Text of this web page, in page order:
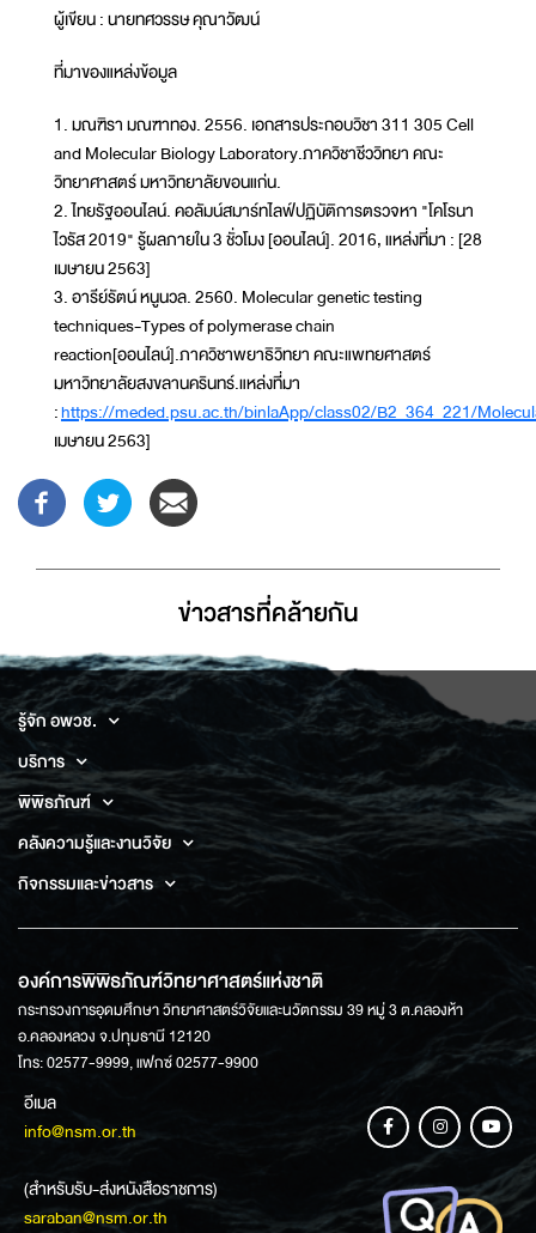
ผู้เขียน : นายทศวรรษ คุณาวัฒน์
ที่มาของแหล่งข้อมูล
1. มณฑิรา มณฑาทอง. 2556. เอกสารประกอบวิชา 311 305 Cell
and Molecular Biology Laboratory.ภาควิชาชีววิทยา คณะ
วิทยาศาสตร์ มหาวิทยาลัยขอนแก่น.
2. ไทยรัฐออนไลน์. คอลัมน์สมาร์ทไลฟ์ปฏิบัติการตรวจหา "โคโรนา
ไวรัส 2019" รู้ผลภายใน 3 ชั่วโมง [ออนไลน์]. 2016, แหล่งที่มา : [28
เมษายน 2563]
3. อารีย์รัตน์ หนูนวล. 2560. Molecular genetic testing
techniques-Types of polymerase chain
reaction[ออนไลน์].ภาควิชาพยาธิวิทยา คณะแพทยศาสตร์
มหาวิทยาลัยสงขลานครินทร์.แหล่งที่มา
:https://meded.psu.ac.th/binlaApp/class02/B2_364_221/
เมษายน 2563]
ข่าวสารที่่คล้ายกัน
รู้จัก อพวช.
บริการ
พิพิธภัณฑ์
คลังความรู้และงานวิจัย
กิจกรรมและข่าวสาร
องค์การพิพิธภัณฑ์วิทยาศาสตร์แห่งชาติ
กระทรวงการอุดมศึกษา วิทยาศาสตร์วิจัยและนวัตกรรม 39 หมู่ 3 ต.คลองห้า
อ.คลองหลวง จ.ปทุมธานี 12120
โทร: 02577-9999, แฟกซ์ 02577-9900
อีเมล
info@nsm.or.th
(สำหรับรับ-ส่งหนังสือราชการ)
saraban@nsm.or.th